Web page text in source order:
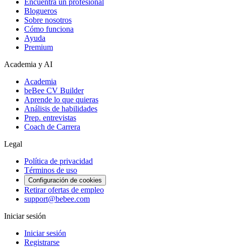
Encuentra un profesional
Blogueros
Sobre nosotros
Cómo funciona
Ayuda
Premium
Academia y AI
Academia
beBee CV Builder
Aprende lo que quieras
Análisis de habilidades
Prep. entrevistas
Coach de Carrera
Legal
Política de privacidad
Términos de uso
Configuración de cookies
Retirar ofertas de empleo
support@bebee.com
Iniciar sesión
Iniciar sesión
Registrarse